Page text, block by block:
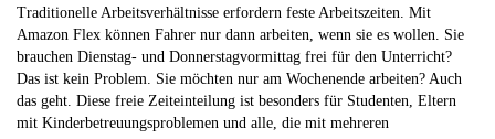
Traditionelle Arbeitsverhältnisse erfordern feste Arbeitszeiten. Mit
Amazon Flex können Fahrer nur dann arbeiten, wenn sie es wollen. Sie
brauchen Dienstag- und Donnerstagvormittag frei für den Unterricht?
Das ist kein Problem. Sie möchten nur am Wochenende arbeiten? Auch
das geht. Diese freie Zeiteinteilung ist besonders für Studenten, Eltern
mit Kinderbetreuungsproblemen und alle, die mit mehreren